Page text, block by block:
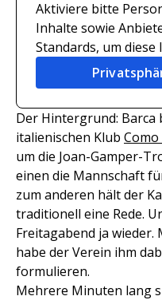
Aktiviere bitte
Inhalte sowie
Standards, um
Der Hintergrund:
italienischen Klub Como
um die Joan-Gamper-
einen die Mannschaft
zum anderen hält der
traditionell eine Rede.
Freitagabend ja
habe der Verein ihm
formulieren.
Mehrere Minuten lang